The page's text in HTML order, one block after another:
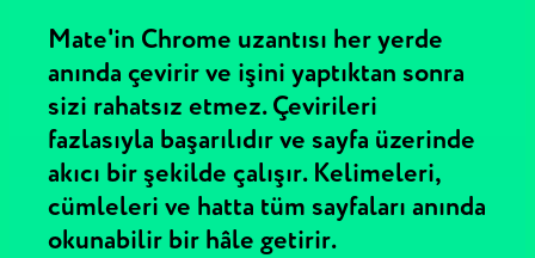
Mate'in Chrome uzantısı her yerde
anında çevirir ve işini yaptıktan sonra
sizi rahatsız etmez. Çevirileri
fazlasıyla başarılıdır ve sayfa üzerinde
akıcı bir şekilde çalışır. Kelimeleri,
cümleleri ve hatta tüm sayfaları anında
okunabilir bir hâle getirir.